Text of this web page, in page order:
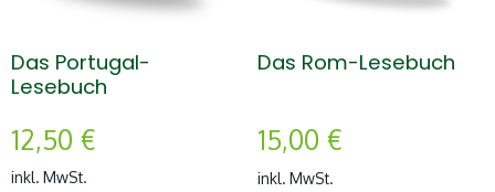
Das Portugal-
Lesebuch
12,50 €
inkl. MwSt.
Das Rom-Lesebuch
15,00 €
inkl. MwSt.